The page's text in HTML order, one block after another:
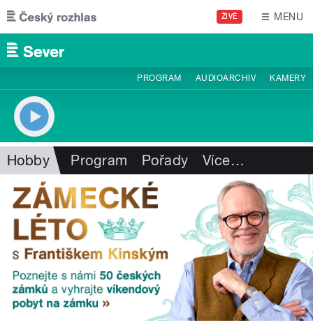
Přejít k hlavnímu obsahu
ŽIVĚ MENU
PROGRAM AUDIOARCHIV KAMERY
Hobby Program Pořady Více…